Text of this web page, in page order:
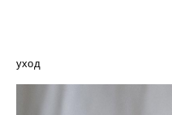
уход